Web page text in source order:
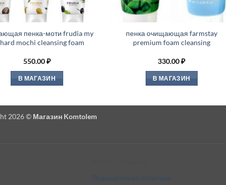
пенка-моти frudia my
mochi cleansing foam
550.00₽
В МАГАЗИН
пенка очищающая farmstay
premium foam cleansing
330.00₽
В МАГАЗИН
2026 © Магазин Komtolem
Редакционная политика